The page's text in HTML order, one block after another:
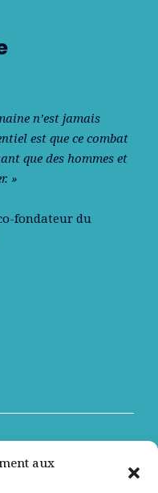
aux
n’est jamais
est que ce combat
que des hommes et
»
fondateur du